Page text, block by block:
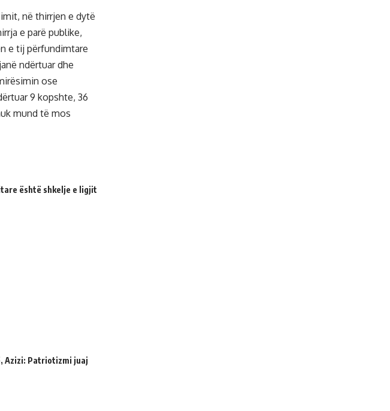
në thirrjen e dytë
e parë publike,
e tij përfundimtare
ndërtuar dhe
ose
9 kopshte, 36
mund të mos
është shkelje e ligjit
Azizi: Patriotizmi juaj